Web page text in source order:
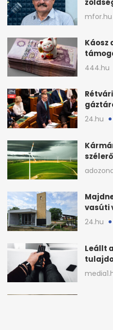
bajban
mfor.hu
Káosz
civilek
444.hu
24.hu
vasúti
24.hu
Leállt